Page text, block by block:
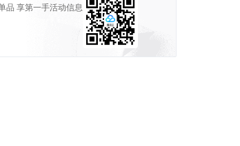
品 享第一手活动信息